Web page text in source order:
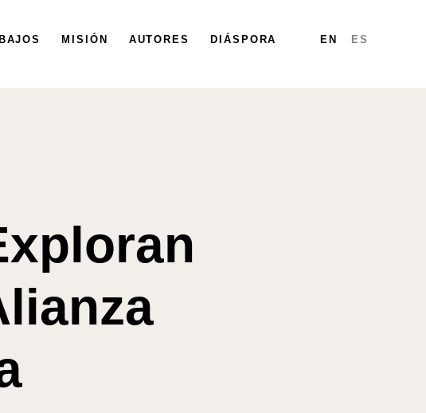
MISIÓN PARTICIPA DIÁSPORA MAPA INFORMES
MISIÓN AUTORES DIÁSPORA EN ES